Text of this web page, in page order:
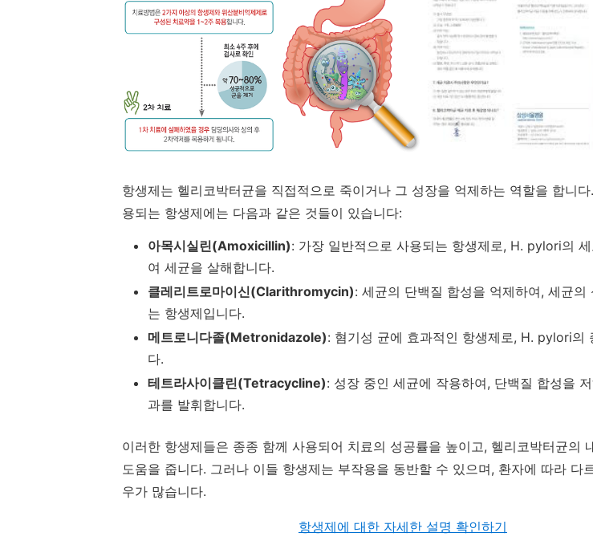
항생제는 헬리코박터균을 직접적으로 죽이거나 그 성장을 억제하는 역할을 합니
용되는 항생제에는 다음과 같은 것들이 있습니다:
아목시실린(Amoxicillin): 가장 일반적으로 사용되는 항생제로, H. pylori의
여 세균을 살해합니다.
클레리트로마이신(Clarithromycin): 세균의 단백질 합성을 억제하여, 세균의
는 항생제입니다.
메트로니다졸(Metronidazole): 혐기성 균에 효과적인 항생제로, H. pylori의
다.
테트라사이클린(Tetracycline): 성장 중인 세균에 작용하여, 단백질 합성을
과를 발휘합니다.
이러한 항생제들은 종종 함께 사용되어 치료의 성공률을 높이고, 헬리코박터균의
도움을 줍니다. 그러나 이들 항생제는 부작용을 동반할 수 있으며, 환자에 따라 다
우가 많습니다.
항생제에 대한 자세한 설명 확인하기